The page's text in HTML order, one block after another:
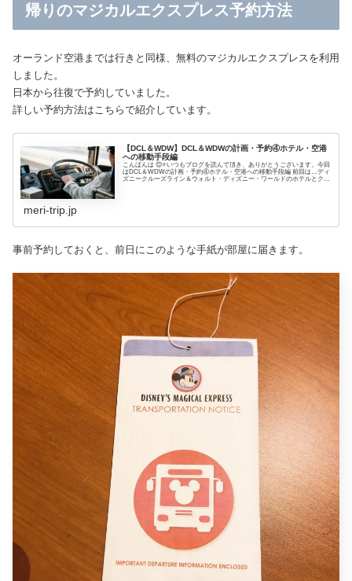
帰りのマジカルエクスプレス予約方法
オーランド空港までは行きと同様、無料のマジカルエクスプレスを利用
しました。
日本から往復で予約していました。
詳しい予約方法はこちらで紹介しています。
【DCL＆WDW】DCL＆WDWの計画・予約④ホテル・空港
への移動手段編
こんばんは 😊⭐️いつもブログを読んで頂き、ありがとうございます。今回
はDCL＆WDWの計画・予約④ホテル・空港への移動手段編 前回は…ディ
ズニークルーズライン＆ウォルト・ディズニー・ワールドのホテルとクル
meri-trip.jp
事前予約しておくと、前日にこのような手紙が部屋に届きます。